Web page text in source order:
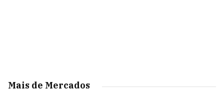
Mais de Mercados